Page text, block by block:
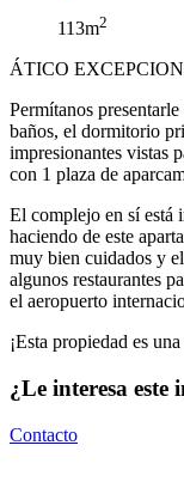
113m2
ÁTICO
Permítanos
baños, el dormitorio
impresionantes vistas
con 1 plaza de
El complejo en sí está
haciendo de este
muy bien cuidados y
algunos restaurantes
el aeropuerto
¡Esta propiedad es
¿Le interesa este
Contacto